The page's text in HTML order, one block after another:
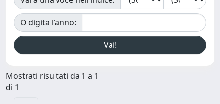
O digita l'anno:
Mostrati risultati da 1 a 1
di 1